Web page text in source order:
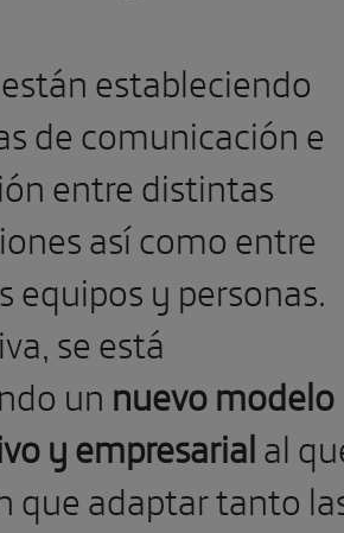
estableciendo
de comunicación e
entre distintas
así como entre
equipos y personas.
se está
un nuevo modelo
y empresarialal
que adaptar tanto